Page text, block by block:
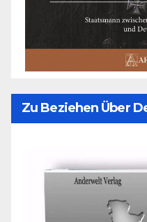
Zu Beziehen Über